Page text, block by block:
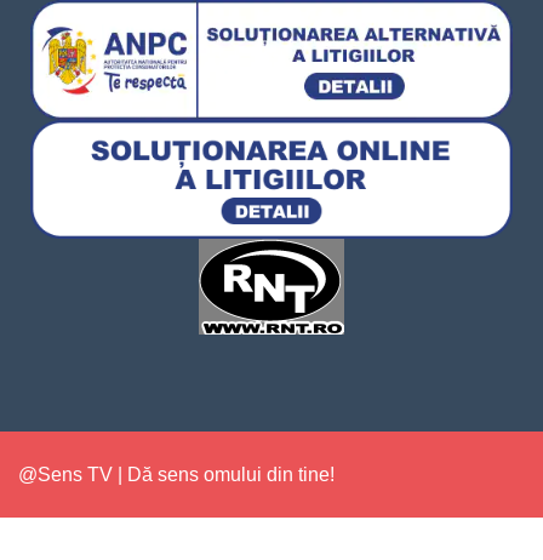
@Sens TV | Dă sens omului din tine!